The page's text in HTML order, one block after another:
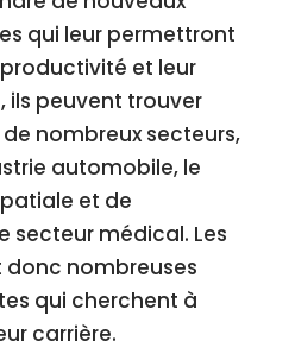
qui leur permettront
et leur
ils peuvent trouver
nombreux secteurs,
automobile, le
et de
secteur médical. Les
nombreuses
qui cherchent à
carrière.